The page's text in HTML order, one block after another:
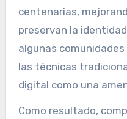
centenarias,
preservan la
algunas
las técnicas
digital como una
Como resultado,